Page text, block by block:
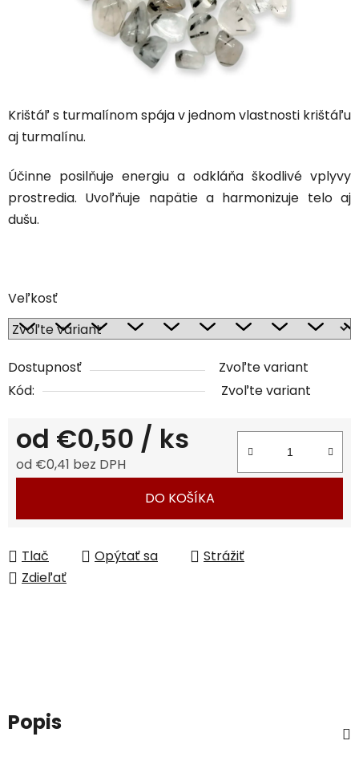
Krištáľ s turmalínomspája v jednom vlastnosti krištáľu
aj turmalínu.
Účinne posilňuje energiu a odkláňa škodlivé vplyvy
prostredia. Uvoľňuje napätie a harmonizuje telo aj
dušu.
Veľkosť
Dostupnosť
Zvoľte variant
Kód:
Zvoľte variant
od €0,50 / ks
od €0,41 bez DPH
DO KOŠÍKA
Tlač Opýtať sa
Strážiť
Zdieľať
Popis